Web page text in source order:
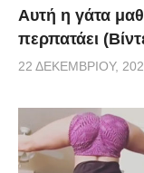
Αυτή η γάτα
περπατάει
22 ΔΕΚΕΜΒΡΊΟΥ,